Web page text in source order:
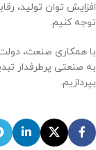
افزایش توان تولید،
توجه کنیم.
با همکاری صنعت، دولت
به صنعتی پرطرفدار
بپردازیم.